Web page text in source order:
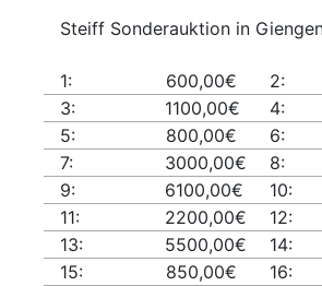
Steiff Sonderauktion in
1: 600,00€ 2:
3:
1100,00€ 4:
5:
800,00€ 6:
7:
3000,00€ 8:
9:
6100,00€ 10:
11:
2200,00€ 12:
13:
5500,00€ 14:
15:
850,00€ 16: